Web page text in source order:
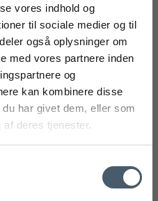
vores indhold og
til sociale medier og til
også oplysninger om
med vores partnere inden
og
kan kombinere disse
har givet dem, eller som
deres tjenester.
RABAT
nedsatte varer eller på
Rocket .